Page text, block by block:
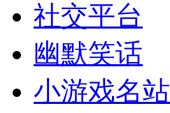
社交平台
幽默笑话
小游戏名站